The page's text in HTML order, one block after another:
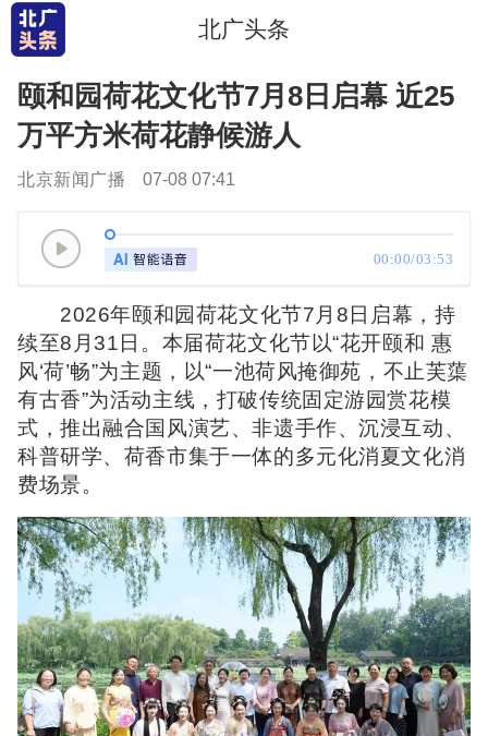
北广头条
颐和园荷花文化节7月8日启幕 近25
万平方米荷花静候游人
北京新闻广播 07-08 07:41
00:00/03:53
2026年颐和园荷花文化节7月8日启幕，持
续至8月31日。本届荷花文化节以“花开颐和 惠
风‘荷’畅”为主题，以“一池荷风掩御苑，不止芙蕖
有古香”为活动主线，打破传统固定游园赏花模
式，推出融合国风演艺、非遗手作、沉浸互动、
科普研学、荷香市集于一体的多元化消夏文化消
费场景。